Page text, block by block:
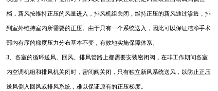
档，新风按维持正压的风量进入，排风机组关闭，维持正压的新风通过渗透，排
到室外维持室内所需要的正压。由于只有一个系统送入，因此可以保证洁净手术
部内有序的梯度压力分布基本不变，有效地实施保障体系。
3、各室的循环送风、回风、排风管路上都需要安装密闭阀，在非工作期间各室
内空调机组和排风机关闭时，密闭阀关闭，只有独立新风系统送风，以防止正压
送风倒入回风或排风系统，难以保证原有的正压梯度。